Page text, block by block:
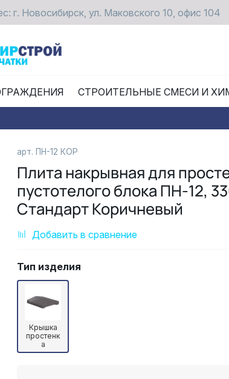
г. Новосибирск, ул. Маковского 10, офис 104
СТРОИТЕЛЬНЫЕ СМЕСИ И
арт. ПН-12 КОР
Плита накрывная для
пустотелого блока ПН-12,
Стандарт Коричневый
Добавить в сравнение
Тип изделия
Крышка
простенк
а